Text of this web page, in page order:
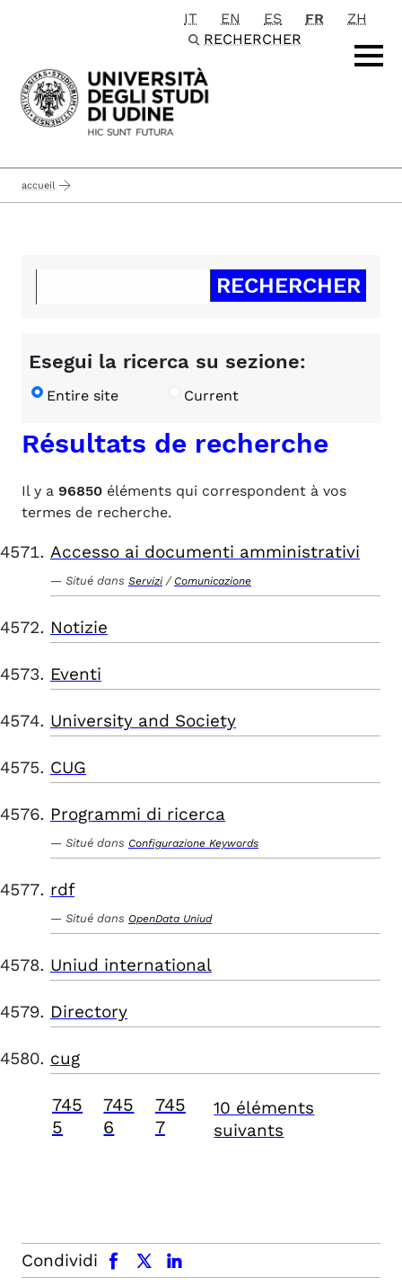
Passa al contenuto principale
IT EN ES FR
ZH
RECHERCHER
accueil
Esegui la ricerca su sezione:
Entire site Current
Résultats de recherche
Il y a 96850 éléments qui correspondent à vos
termes de recherche.
Accesso ai documenti amministrativi
Situé dans Servizi / Comunicazione
Notizie
Eventi
University and Society
CUG
Programmi di ricerca
Situé dans Configurazione Keywords
rdf
Situé dans OpenData Uniud
Uniud international
Directory
cug
745
5
745
6
745
7
10 éléments
suivants
Condividi
facebook x.com linkedin